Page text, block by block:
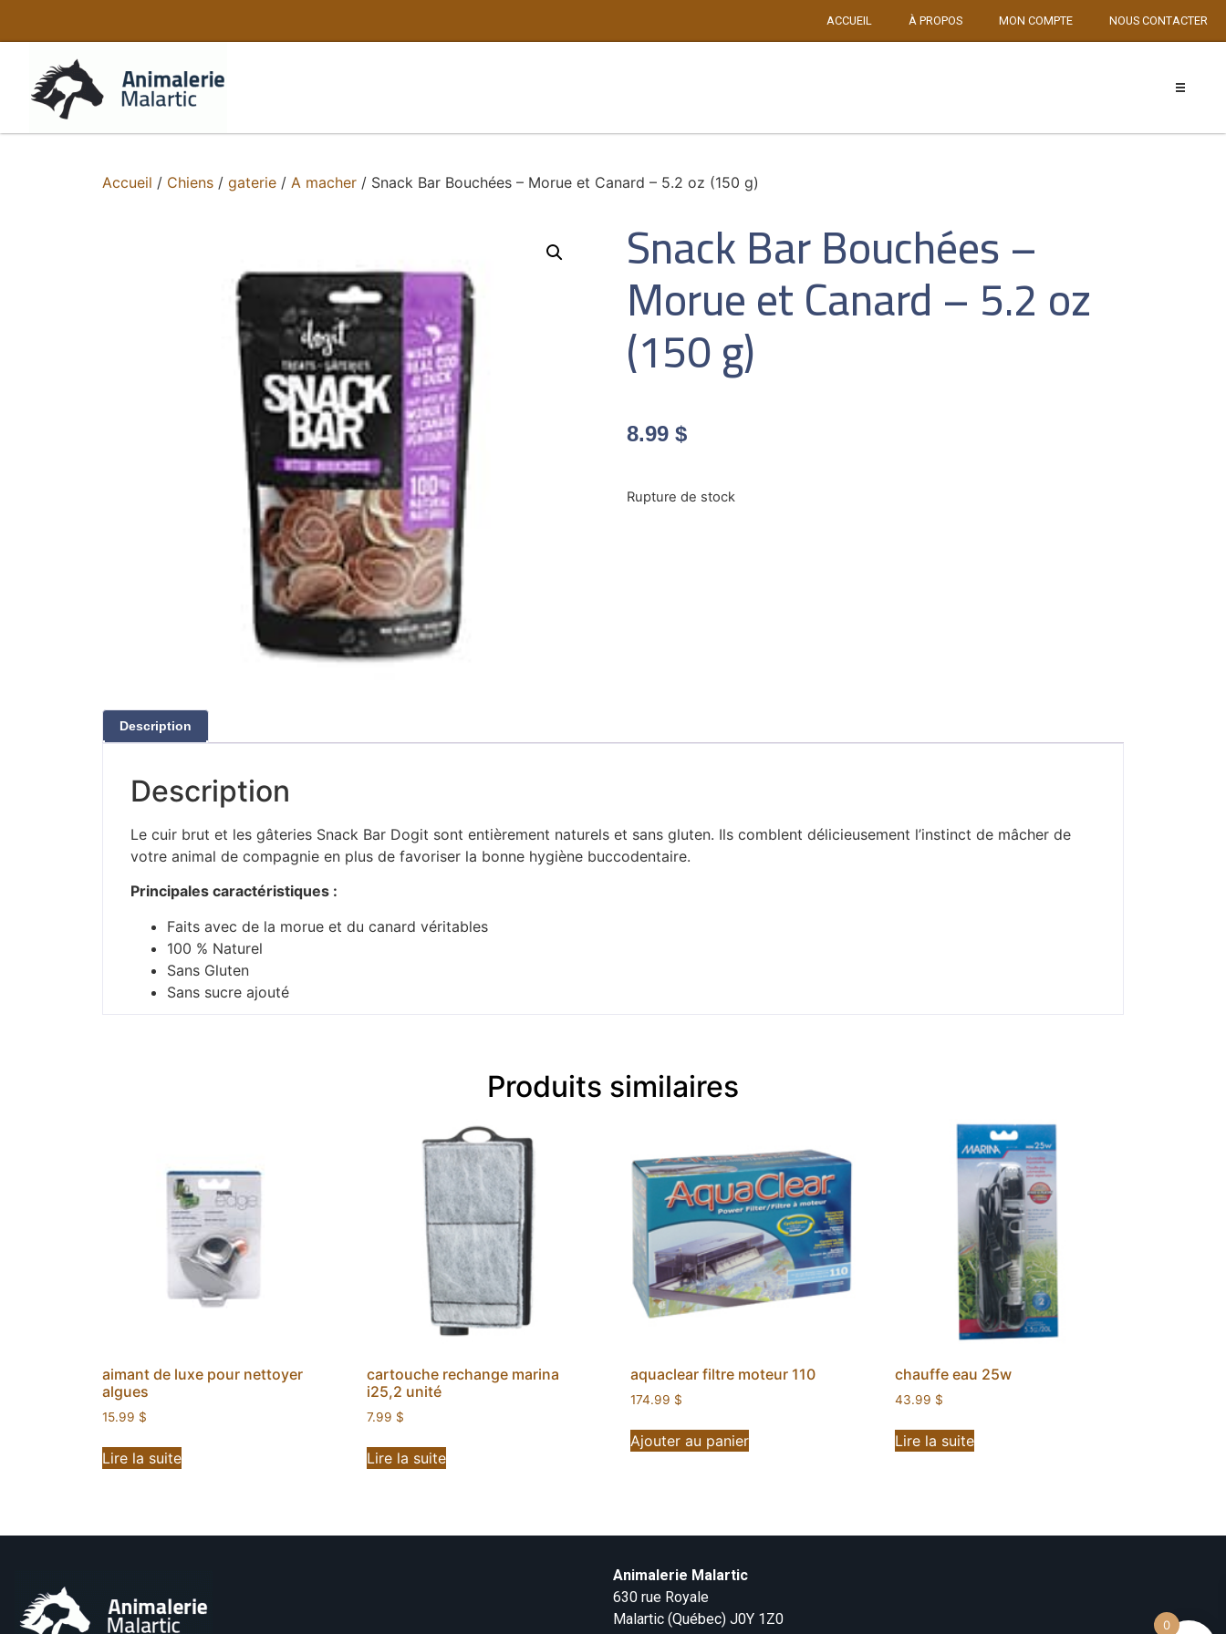
ACCUEIL À PROPOS MON COMPTE NOUS CONTACTER
Accueil / Chiens / gaterie / A macher / Snack Bar Bouchées – Morue et Canard – 5.2 oz (150 g)
Snack Bar Bouchées –
Morue et Canard – 5.2 oz
(150 g)
8.99 $
Rupture de stock
Description
Description
Le cuir brut et les gâteries Snack Bar Dogit sont entièrement naturels et sans gluten. Ils comblent délicieusement l’instinct de mâcher de
votre animal de compagnie en plus de favoriser la bonne hygiène buccodentaire.
Principales caractéristiques :
Faits avec de la morue et du canard véritables
100 % Naturel
Sans Gluten
Sans sucre ajouté
Produits similaires
aimant de luxe pour nettoyer
algues
15.99 $
Lire la suite
cartouche rechange marina
i25,2 unité
7.99 $
Lire la suite
aquaclear filtre moteur 110
174.99 $
Ajouter au panier
chauffe eau 25w
43.99 $
Lire la suite
Animalerie Malartic
630 rue Royale
Malartic (Québec) J0Y 1Z0
0